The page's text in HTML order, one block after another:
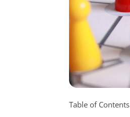
Table of Contents